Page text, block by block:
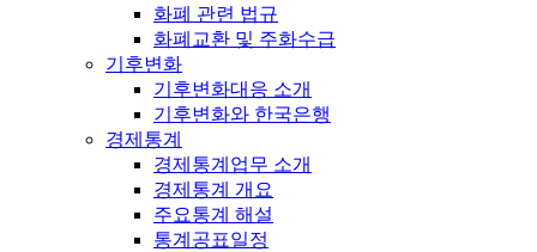
화폐 관련 법규
화폐교환 및 주화수급
기후변화
기후변화대응 소개
기후변화와 한국은행
경제통계
경제통계업무 소개
경제통계 개요
주요통계 해설
통계공표일정